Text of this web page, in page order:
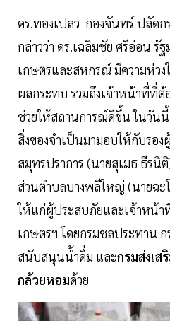
ดร.ทองเปลว กองจันทร์ ปลัด
กล่าวว่า ดร.เฉลิมชัย ศรีอ่อน รัฐ
เกษตรและสหกรณ์ มีความห่ว
ผลกระทบ รวมถึงเจ้าหน้าที่ที่ต้
ช่วยให้สถานการณ์ดีขึ้น ในวันนี้
สิ่งของจำเป็นมามอบให้กับรอง
สมุทรปราการ (นายสุเมธ ธีรนิ
ส่วนตำบลบางพลีใหญ่ (นายฉะ
ให้แก่ผู้ประสบภัยและเจ้าหน้า
เกษตรฯ โดยกรมชลประทาน ก
สนับสนุนน้ำดื่ม และกรมส่งเส
กล้วยหอมด้วย